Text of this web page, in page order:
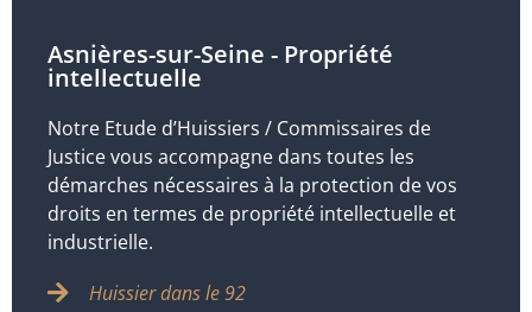
Asnières-sur-Seine - Propriété
intellectuelle
Notre Etude d’Huissiers / Commissaires de
Justice vous accompagne dans toutes les
démarches nécessaires à la protection de vos
droits en termes de propriété intellectuelle et
industrielle.
Huissier dans le 92